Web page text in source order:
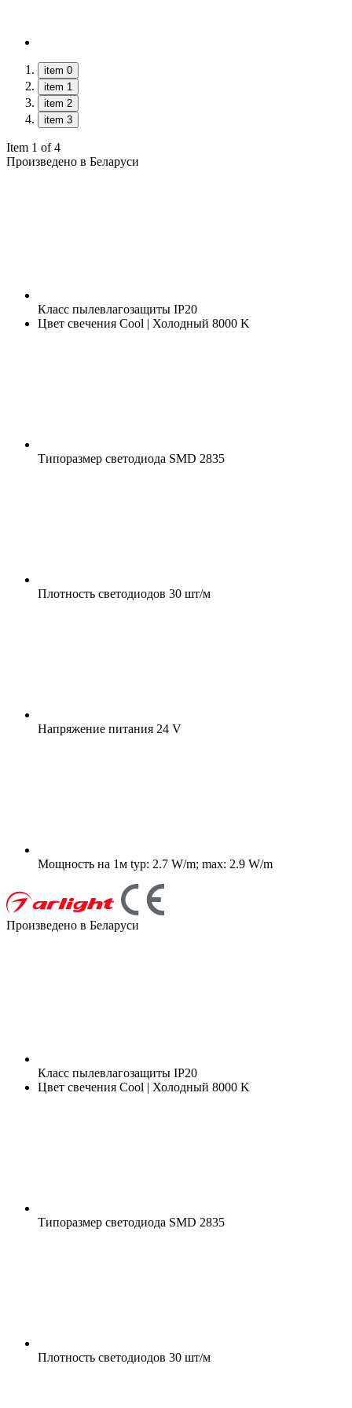
item 0
item 1
item 2
item 3
Item 1 of 4
Произведено в Беларуси
Класс пылевлагозащиты IP20
Цвет свечения Cool | Холодный 8000 K
Типоразмер светодиода SMD 2835
Плотность светодиодов 30 шт/м
Напряжение питания 24 V
Мощность на 1м typ: 2.7 W/m; max: 2.9 W/m
Произведено в Беларуси
Класс пылевлагозащиты IP20
Цвет свечения Cool | Холодный 8000 K
Типоразмер светодиода SMD 2835
Плотность светодиодов 30 шт/м